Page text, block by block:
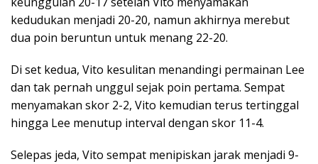
kedudukan menjadi 20-20, namun akhirnya merebut
dua poin beruntun untuk menang 22-20.
Di set kedua, Vito kesulitan menandingi permainan Lee
dan tak pernah unggul sejak poin pertama. Sempat
menyamakan skor 2-2, Vito kemudian terus tertinggal
hingga Lee menutup interval dengan skor 11-4.
Selepas jeda, Vito sempat menipiskan jarak menjadi 9-